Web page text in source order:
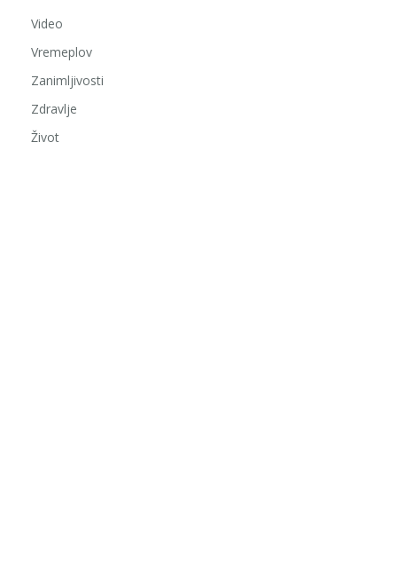
Video
Vremeplov
Zanimljivosti
Zdravlje
Život